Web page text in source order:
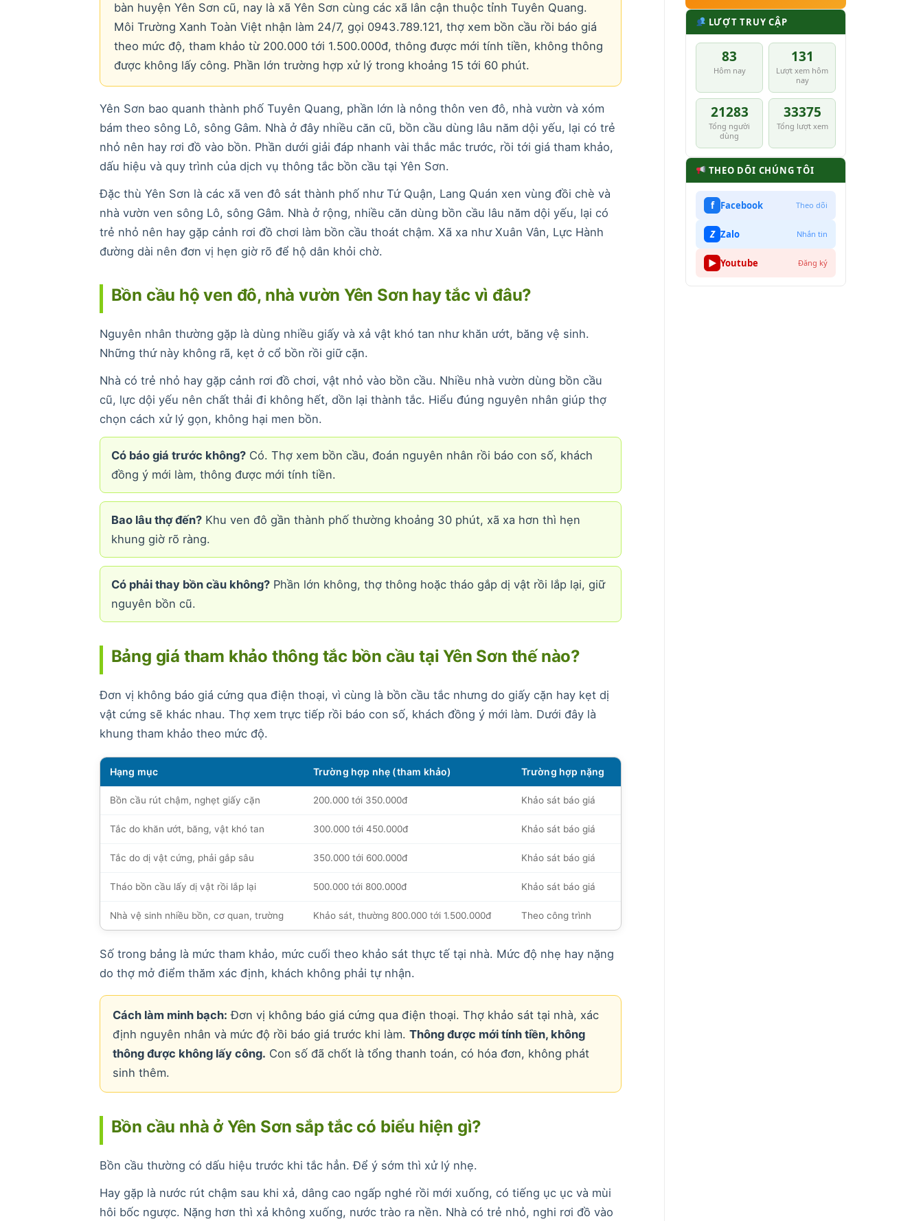
bàn huyện Yên Sơn cũ, nay là xã Yên Sơn cùng các xã lân cận thuộc tỉnh Tuyên Quang.
Môi Trường Xanh Toàn Việt nhận làm 24/7, gọi 0943.789.121, thợ xem bồn cầu rồi báo giá
theo mức độ, tham khảo từ 200.000 tới 1.500.000đ, thông được mới tính tiền, không thông
được không lấy công. Phần lớn trường hợp xử lý trong khoảng 15 tới 60 phút.
Yên Sơn bao quanh thành phố Tuyên Quang, phần lớn là nông thôn ven đô, nhà vườn và xóm
bám theo sông Lô, sông Gâm. Nhà ở đây nhiều căn cũ, bồn cầu dùng lâu năm dội yếu, lại có trẻ
nhỏ nên hay rơi đồ vào bồn. Phần dưới giải đáp nhanh vài thắc mắc trước, rồi tới giá tham khảo,
dấu hiệu và quy trình của dịch vụ thông tắc bồn cầu tại Yên Sơn.
Đặc thù Yên Sơn là các xã ven đô sát thành phố như Tứ Quận, Lang Quán xen vùng đồi chè và
nhà vườn ven sông Lô, sông Gâm. Nhà ở rộng, nhiều căn dùng bồn cầu lâu năm dội yếu, lại có
trẻ nhỏ nên hay gặp cảnh rơi đồ chơi làm bồn cầu thoát chậm. Xã xa như Xuân Vân, Lực Hành
đường dài nên đơn vị hẹn giờ rõ để hộ dân khỏi chờ.
Bồn cầu hộ ven đô, nhà vườn Yên Sơn hay tắc vì đâu?
Nguyên nhân thường gặp là dùng nhiều giấy và xả vật khó tan như khăn ướt, băng vệ sinh.
Những thứ này không rã, kẹt ở cổ bồn rồi giữ cặn.
Nhà có trẻ nhỏ hay gặp cảnh rơi đồ chơi, vật nhỏ vào bồn cầu. Nhiều nhà vườn dùng bồn cầu
cũ, lực dội yếu nên chất thải đi không hết, dồn lại thành tắc. Hiểu đúng nguyên nhân giúp thợ
chọn cách xử lý gọn, không hại men bồn.
Có báo giá trước không?Có. Thợ xem bồn cầu, đoán nguyên nhân rồi báo con số, khách
đồng ý mới làm, thông được mới tính tiền.
Bao lâu thợ đến?Khu ven đô gần thành phố thường khoảng 30 phút, xã xa hơn thì hẹn
khung giờ rõ ràng.
Có phải thay bồn cầu không?Phần lớn không, thợ thông hoặc tháo gắp dị vật rồi lắp lại, giữ
nguyên bồn cũ.
Bảng giá tham khảo thông tắc bồn cầu tại Yên Sơn thế nào?
Đơn vị không báo giá cứng qua điện thoại, vì cùng là bồn cầu tắc nhưng do giấy cặn hay kẹt dị
vật cứng sẽ khác nhau. Thợ xem trực tiếp rồi báo con số, khách đồng ý mới làm. Dưới đây là
khung tham khảo theo mức độ.
Hạng mục Trường hợp nhẹ (tham khảo) Trường hợp nặng
Bồn cầu rút chậm, nghẹt giấy cặn 200.000 tới 350.000đ Khảo sát báo giá
Tắc do khăn ướt, băng, vật khó tan 300.000 tới 450.000đ Khảo sát báo giá
Tắc do dị vật cứng, phải gắp sâu 350.000 tới 600.000đ Khảo sát báo giá
Tháo bồn cầu lấy dị vật rồi lắp lại 500.000 tới 800.000đ Khảo sát báo giá
Nhà vệ sinh nhiều bồn, cơ quan, trường Khảo sát, thường 800.000 tới 1.500.000đ Theo công trình
Số trong bảng là mức tham khảo, mức cuối theo khảo sát thực tế tại nhà. Mức độ nhẹ hay nặng
do thợ mở điểm thăm xác định, khách không phải tự nhận.
Cách làm minh bạch: Đơn vị không báo giá cứng qua điện thoại. Thợ khảo sát tại nhà, xác
định nguyên nhân và mức độ rồi báo giá trước khi làm. Thông được mới tính tiền, không
thông được không lấy công. Con số đã chốt là tổng thanh toán, có hóa đơn, không phát
sinh thêm.
Bồn cầu nhà ở Yên Sơn sắp tắc có biểu hiện gì?
Bồn cầu thường có dấu hiệu trước khi tắc hẳn. Để ý sớm thì xử lý nhẹ.
Hay gặp là nước rút chậm sau khi xả, dâng cao ngấp nghé rồi mới xuống, có tiếng ục ục và mùi
hôi bốc ngược. Nặng hơn thì xả không xuống, nước trào ra nền. Nhà có trẻ nhỏ, nghi rơi đồ vào
LƯỢT TRUY CẬP
83
Hôm nay
131
Lượt xem hôm
nay
21283
Tổng người
dùng
33375
Tổng lượt xem
THEO DÕI CHÚNG TÔI
f Facebook Theo dõi
Z Zalo Nhắn tin
▶ Youtube Đăng ký